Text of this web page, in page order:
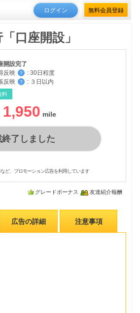
ログイン 無料会員登録
口座開設」
開設完了
反映
？ : 30日程度
反映
？ : ３日以内
料
1,950
了しました
ど、プロモーション広告を利用しています
グレードボーナス 友達紹介報酬
広告の詳細 注意事項